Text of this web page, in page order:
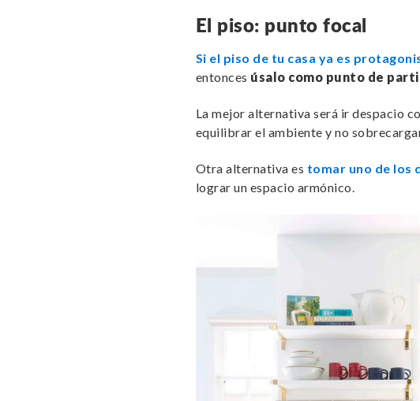
El piso: punto focal
Si el piso de tu casa ya es
entonces úsalo como punto de
La mejor alternativa será ir despacio
equilibrar el ambiente y no
Otra alternativa es tomar uno de los
lograr un espacio armónico.